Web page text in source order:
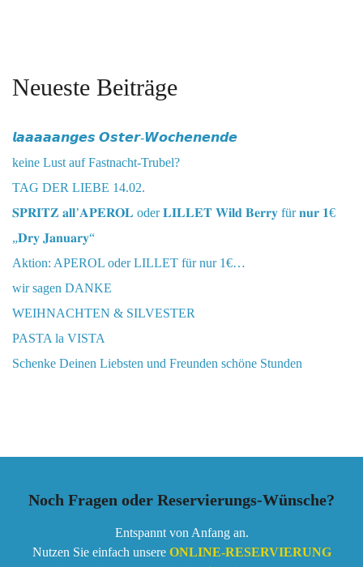
Neueste Beiträge
𝙡𝙖𝙖𝙖𝙖𝙖𝙣𝙜𝙚𝙨 𝙊𝙨𝙩𝙚𝙧-𝙒𝙤𝙘𝙝𝙚𝙣𝙚𝙣𝙙𝙚
keine Lust auf Fastnacht-Trubel?
TAG DER LIEBE 14.02.
𝐒𝐏𝐑𝐈𝐓𝐙 𝐚𝐥𝐥’𝐀𝐏𝐄𝐑𝐎𝐋 oder 𝐋𝐈𝐋𝐋𝐄𝐓 𝐖𝐢𝐥𝐝 𝐁𝐞𝐫𝐫𝐲 für 𝐧𝐮𝐫 𝟏€
„𝐃𝐫𝐲 𝐉𝐚𝐧𝐮𝐚𝐫𝐲“
Aktion: APEROL oder LILLET für nur 1€…
wir sagen DANKE
WEIHNACHTEN & SILVESTER
PASTA la VISTA
Schenke Deinen Liebsten und Freunden schöne Stunden
Noch Fragen oder Reservierungs-Wünsche?
Entspannt von Anfang an.
Nutzen Sie einfach unsere ONLINE-RESERVIERUNG